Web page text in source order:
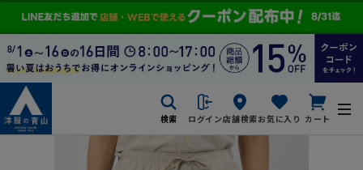
検索 ログイン店舗検索お気に入り カート